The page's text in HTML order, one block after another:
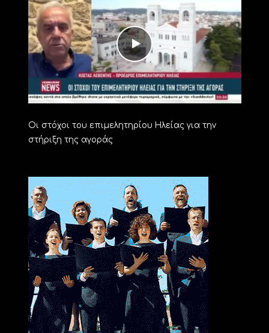
Οι στόχοι του επιμελητηρίου Ηλείας για την
στήριξη της αγοράς